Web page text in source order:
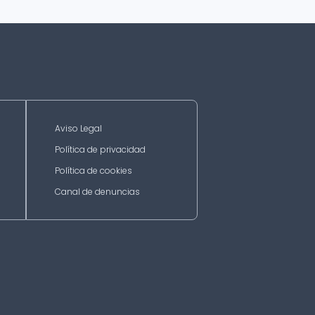
Aviso Legal
Política de privacidad
Política de cookies
Canal de denuncias